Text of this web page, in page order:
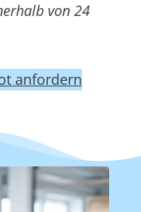
von 24
anfordern